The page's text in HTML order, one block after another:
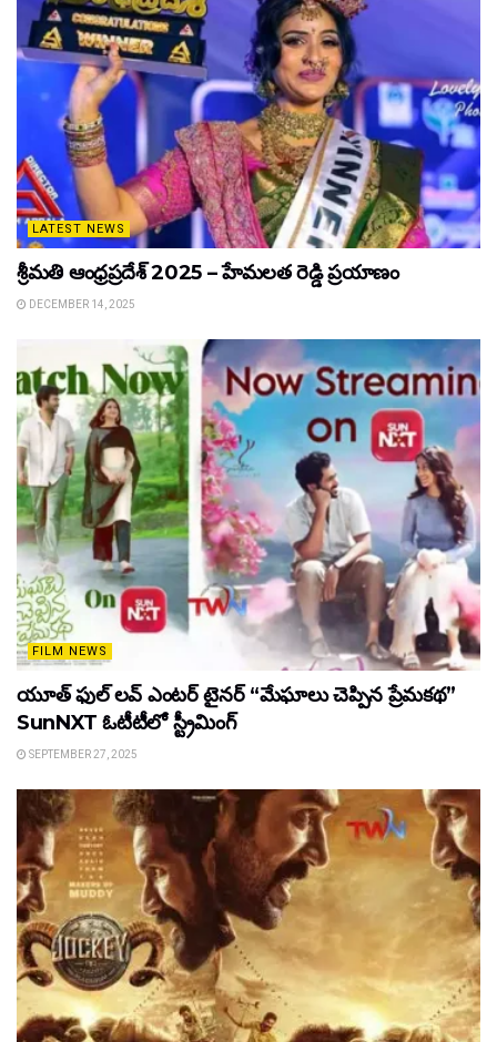
LATEST NEWS
శ్రీమతి ఆంధ్రప్రదేశ్ 2025 – హేమలత రెడ్డి ప్రయాణం
DECEMBER 14, 2025
FILM NEWS
యూత్ ఫుల్ లవ్ ఎంటర్ టైనర్ “మేఘాలు చెప్పిన ప్రేమకథ”
SunNXT ఓటీటీలో స్ట్రీమింగ్
SEPTEMBER 27, 2025